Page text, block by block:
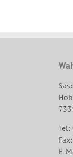
E-